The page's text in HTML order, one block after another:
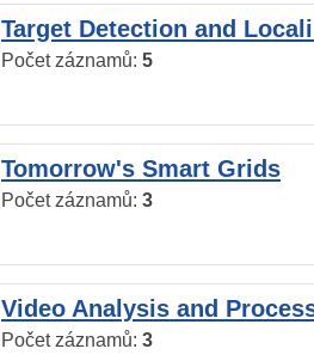
Target Detection and
Počet záznamů: 5
Tomorrow's Smart Grids
Počet záznamů: 3
Video Analysis and
Počet záznamů: 3